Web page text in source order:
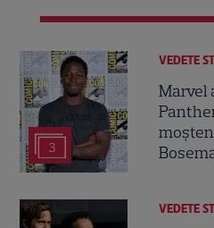
3
VEDETE
Marvel
VEDETE